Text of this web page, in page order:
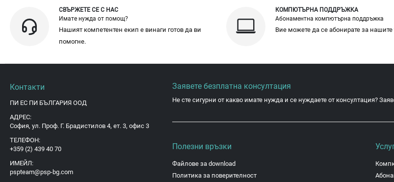
СВЪРЖЕТЕ СЕ С НАС
Имате нужда от помощ?
Нашият компетентен екип е винаги готов да ви
помогне.
КОМПЮТЪРНА ПОДДРЪЖКА
Абонаментна компютърна поддръжка
Вие можете да се абонирате за нашите
Контакти
ПИ ЕС ПИ БЪЛГАРИЯ ООД
АДРЕС:
София, ул. Проф. Г. Брадистилов 4, ет. 3, офис 3
ТЕЛЕФОН:
+359 (2) 439 40 70
ИМЕЙЛ:
pspteam@psp-bg.com
Заявете безплатна консултация
Не сте сигурни от какво имате нужда и се нуждаете от консултация?
Полезни връзки
Файлове за download
Политика за поверителност